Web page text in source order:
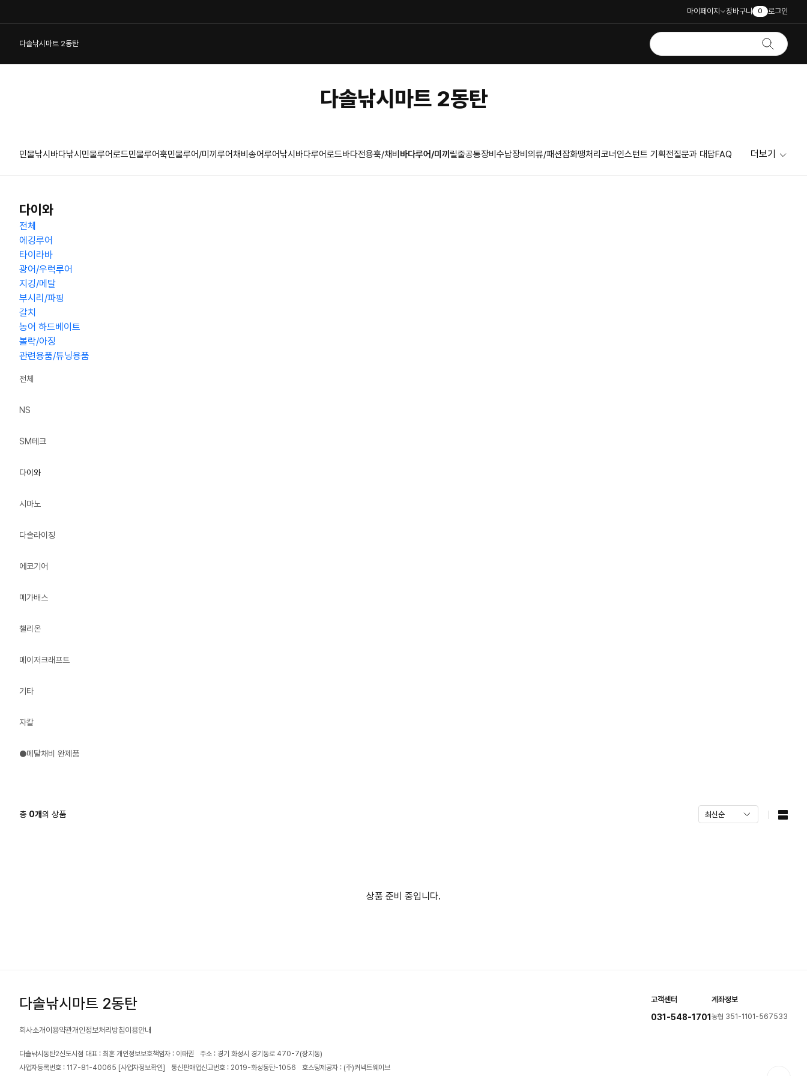
마이페이지 장바구니 0 로그인
다솔낚시마트 2동탄
다솔낚시마트 2동탄
민물낚시 바다낚시 민물루어로드민물루어훅민물루어/미끼 루어채비 송어루어낚시 바다루어로드바다전용훅/채비 바다루어/미끼 릴줄공통장비 수납장비 의류/패션잡화땡처리코너 인스턴트 기획전질문과 대답FAQ 더보기
다이와
전체
에깅루어
타이라바
광어/우럭루어
지깅/메탈
부시리/파핑
갈치
농어 하드베이트
볼락/아징
관련용품/튜닝용품
전체
NS
SM테크
다이와
시마노
다솔라이징
에코기어
메가배스
챌리온
메이저크래프트
기타
자칼
●메탈채비 완제품
총 0개의 상품
상품 준비 중입니다.
다솔낚시마트 2동탄
회사소개 이용약관개인정보처리방침이용안내
다솔낚시동탄2신도시점 대표 : 최훈 개인정보보호책임자 : 이태권
주소 : 경기 화성시 경기동로 470-7(장지동)
사업자등록번호 : 117-81-40065 [사업자정보확인] 통신판매업신고번호 : 2019-화성동탄-1056 호스팅제공자 : (주)커넥트웨이브
고객센터
031-548-1701
계좌정보
농협 351-1101-567533